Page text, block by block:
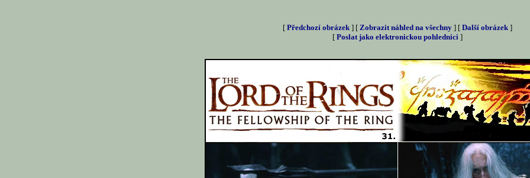
[ Předchozí obrázek ] [ Zobrazit náhled na všechny ] [ Další obrázek ]
[ Poslat jako elektronickou pohlednici ]